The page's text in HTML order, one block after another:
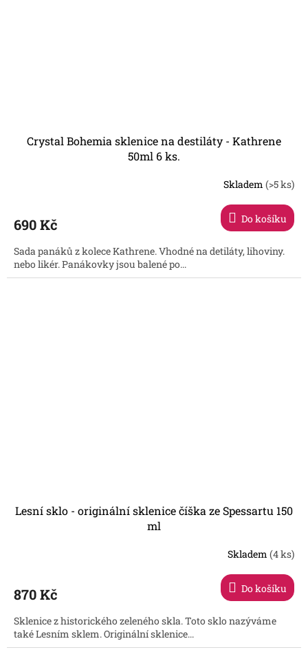
Crystal Bohemia sklenice na destiláty - Kathrene
50ml 6 ks.
je
z
5
hvězdiček.
Skladem(>5 ks)
690 Kč Do košíku
Sada panáků z kolece Kathrene. Vhodné na detiláty, lihoviny.
nebo likér. Panákovky jsou balené po...
Lesní sklo - originální sklenice číška ze Spessartu 150
ml
je
z
5
hvězdiček.
Skladem(4 ks)
870 Kč Do košíku
Sklenice z historického zeleného skla. Toto sklo nazýváme
také Lesním sklem. Originální sklenice...